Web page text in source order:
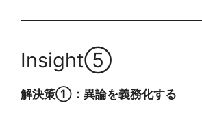
Insight⑤
解決策①：異論を義務化する